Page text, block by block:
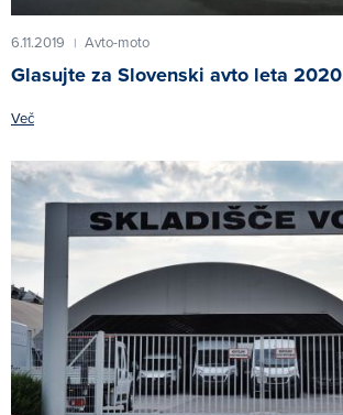
6.11.2019 | Avto-moto
Glasujte za Slovenski avto leta 2020
Več